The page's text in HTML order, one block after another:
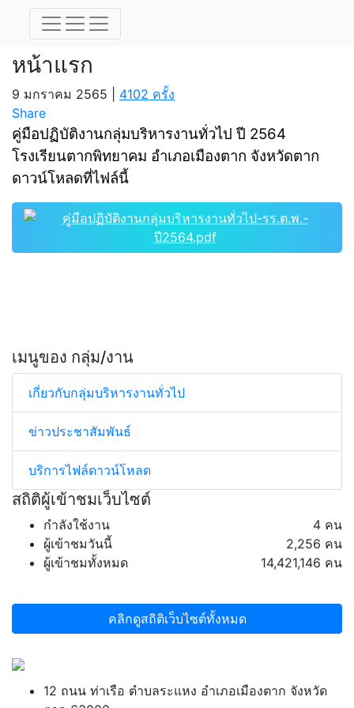
หน้าแรก
9 มกราคม 2565 | 4102 ครั้ง
Share
คู่มือปฏิบัติงานกลุ่มบริหารงานทั่วไป ปี 2564
โรงเรียนตากพิทยาคม อำเภอเมืองตาก จังหวัดตาก
ดาวน์โหลดที่ไฟล์นี้
คู่มือปฏิบัติงานกลุ่มบริหารงานทั่วไป-รร.ต.พ.-
ปี2564.pdf
เมนูของ กลุ่ม/งาน
เกี่ยวกับกลุ่มบริหารงานทั่วไป
ข่าวประชาสัมพันธ์
บริการไฟล์ดาวน์โหลด
สถิติผู้เข้าชมเว็บไซต์
กำลังใช้งาน
4 คน
ผู้เข้าชมวันนี้
2,256 คน
ผู้เข้าชมทั้งหมด
14,421,146 คน
คลิกดูสถิติเว็บไซต์ทั้งหมด
12 ถนน ท่าเรือ ตำบลระแหง อำเภอเมืองตาก จังหวัด